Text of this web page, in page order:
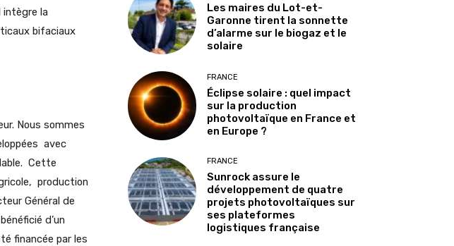
intègre la
bifaciaux
Nous sommes
avec
Cette
production
Général de
d’un
financée par les
Les maires du Lot-et-
Garonne tirent la sonnette
d’alarme sur le biogaz et le
solaire
FRANCE
Éclipse solaire : quel impact
sur la production
photovoltaïque en France et
en Europe ?
FRANCE
Sunrock assure le
développement de quatre
projets photovoltaïques sur
ses plateformes
logistiques française